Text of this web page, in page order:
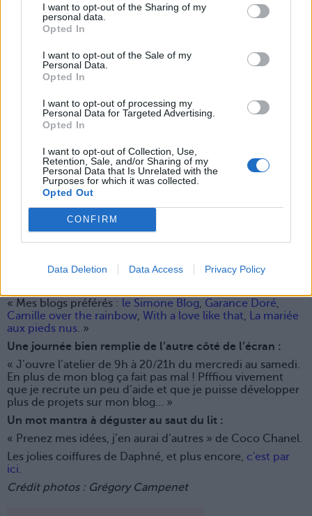
I want to opt-out of the Sharing of my
personal data.
Opted In
I want to opt-out of the Sale of my
Personal Data.
Opted In
I want to opt-out of processing my
Personal Data for Targeted Advertising.
Opted In
I want to opt-out of Collection, Use,
Retention, Sale, and/or Sharing of my
Personal Data that Is Unrelated with the
Purposes for which it was collected.
Opted Out
CONFIRM
Data Deletion Data Access Privacy Policy
vraiment professionnelles. Pareil pour les photos. »
Son état d’esprit :
pédagogique : je veux rendre les femmes indépendantes.
Qu’elles sachent coiffer leurs moumoutes, les soigner, les
accessoiriser. Je ne veux pas qu’on me colle l’étiquette
clientes se sentent bien, écoutées, et qu’elles ne se
sentent jamais jugées. Ça me fait mal quand je vois des
femmes mal à l’aise avec leurs cheveux, ou même trop
Son icône qui l’inspire tous les jours :
« Coco Chanel. Surtout pour son caractère fort et tout
ce qu’elle a changé dans le monde de la mode. »
Sa coiffure signature :
« Je diraisla crête de coq. Mais à l’époque, je n’avais pas
encore mon fils, j’avais le temps ! Cette coiffure m’avait
rassure je me coiffe en deux ou trois minutes le matin ! »
« Mes blogs préférés : le Simone Blog, Garance Doré,
Camille over the rainbow, With a love like that, La mariée
aux pieds nus. »
Une journée bien remplie de l’autre côté de l’écran :
« J’ouvre l’atelier de 9h à 20/21h du mercredi au samedi.
En plus de mon blog ça fait pas mal ! Pfffiou vivement
que je recrute un peu d’aide et que je puisse développer
plus de projets sur mon blog… »
Un mot mantra à déguster au saut du lit :
« Prenez mes idées, j’en aurai d’autres » de Coco Chanel.
Les jolies coiffures de Daphné, et plus encore, c'est par
ici.
Crédit photos : Grégory Campenet